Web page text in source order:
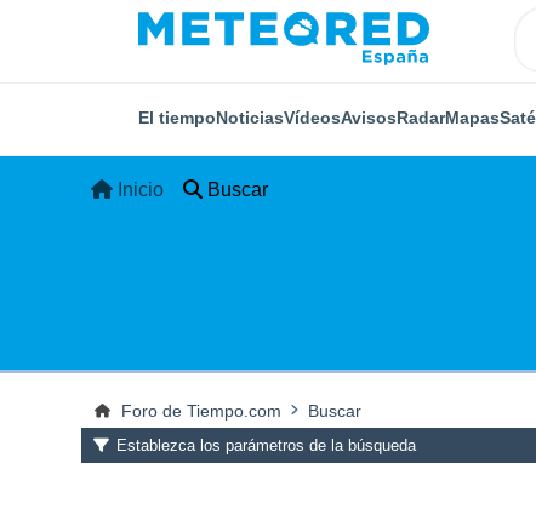
El tiempoNoticiasVídeosAvisosRadarMapas
Inicio Buscar
Foro de Tiempo.com Buscar
Establezca los parámetros de la búsqueda